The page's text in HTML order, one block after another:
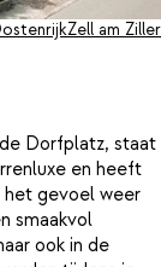
Zell am Ziller
Dorfplatz, staat
en heeft
het gevoel weer
smaakvol
ook in de